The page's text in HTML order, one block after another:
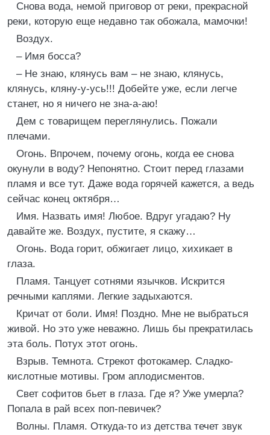
Снова вода, немой приговор от реки, прекрасной
реки, которую еще недавно так обожала, мамочки!
Воздух.
– Имя босса?
– Не знаю, клянусь вам – не знаю, клянусь,
клянусь, кляну-у-усь!!! Добейте уже, если легче
станет, но я ничего не зна-а-аю!
Дем с товарищем переглянулись. Пожали
плечами.
Огонь. Впрочем, почему огонь, когда ее снова
окунули в воду? Непонятно. Стоит перед глазами
пламя и все тут. Даже вода горячей кажется, а ведь
сейчас конец октября…
Имя. Назвать имя! Любое. Вдруг угадаю? Ну
давайте же. Воздух, пустите, я скажу…
Огонь. Вода горит, обжигает лицо, хихикает в
глаза.
Пламя. Танцует сотнями язычков. Искрится
речными каплями. Легкие задыхаются.
Кричат от боли. Имя! Поздно. Мне не выбраться
живой. Но это уже неважно. Лишь бы прекратилась
эта боль. Потух этот огонь.
Взрыв. Темнота. Стрекот фотокамер. Сладко-
кислотные мотивы. Гром аплодисментов.
Свет софитов бьет в глаза. Где я? Уже умерла?
Попала в рай всех поп-певичек?
Волны. Пламя. Откуда-то из детства течет звук